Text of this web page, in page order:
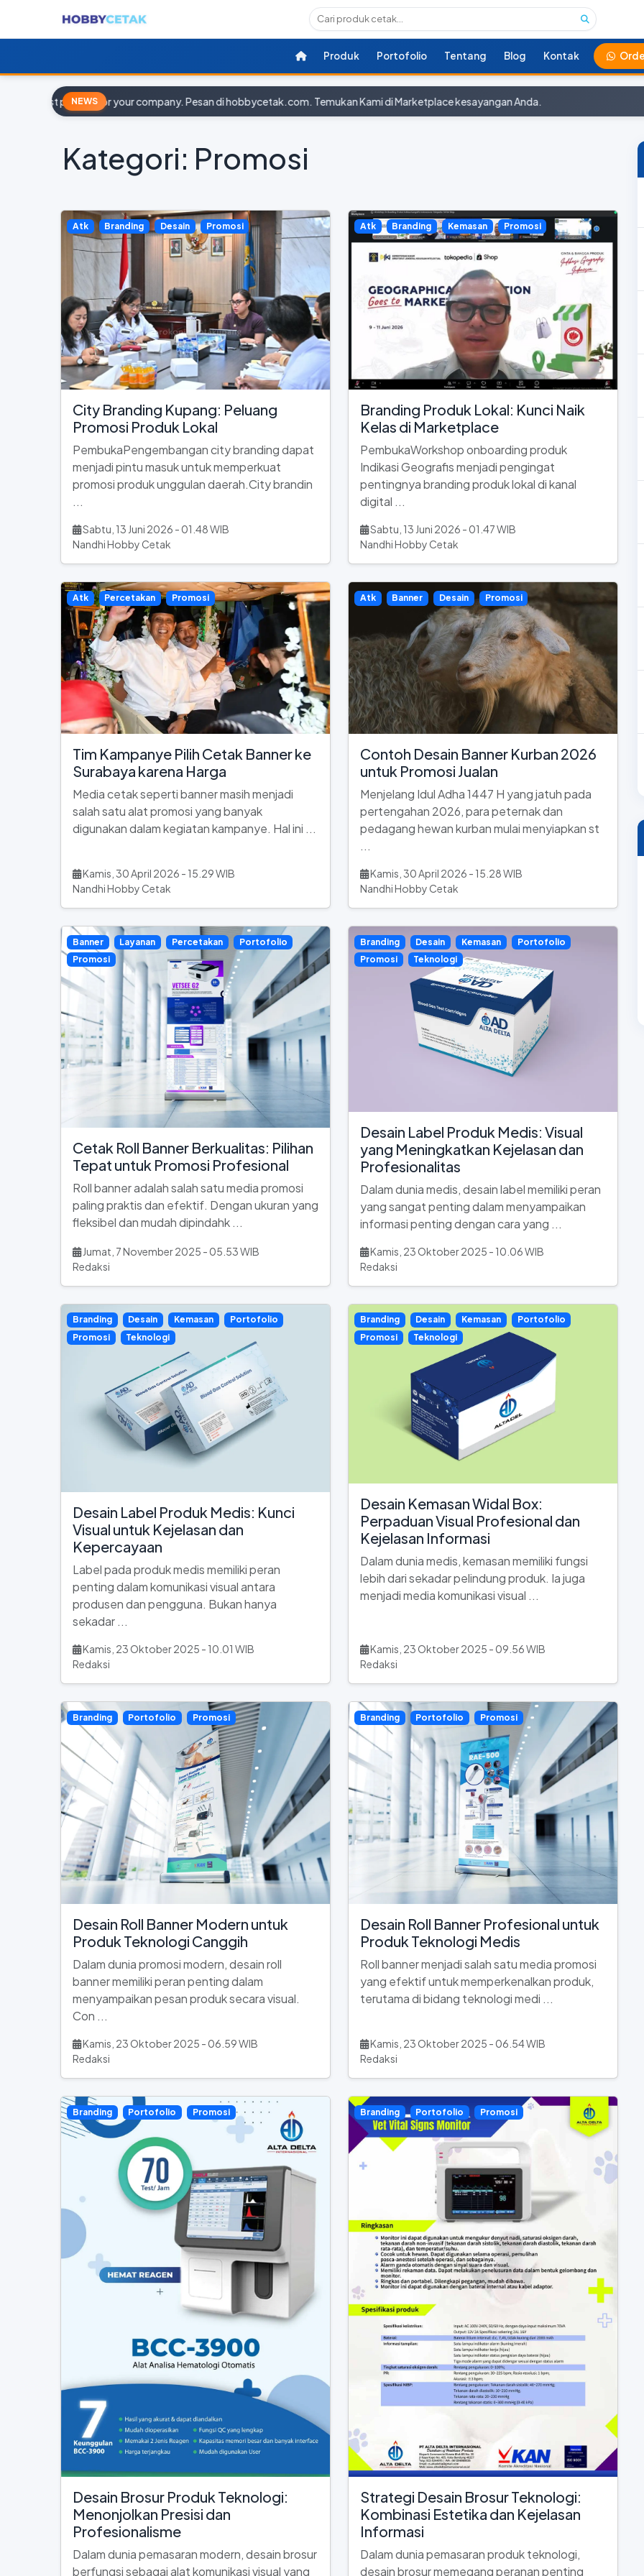
Produk Portofolio Tentang Blog Kontak
NEWS
partner for your company. Pesan di hobbycetak.com. Temukan Kami di Marketplace kesayangan Anda.
Kategori: Promosi
Atk Branding Desain Promosi
City Branding Kupang: Peluang
Promosi Produk Lokal
PembukaPengembangan city branding dapat
menjadi pintu masuk untuk memperkuat
promosi produk unggulan daerah.City brandin
...
Sabtu, 13 Juni 2026 - 01.48 WIB
Nandhi Hobby Cetak
Atk Branding Kemasan Promosi
Branding Produk Lokal: Kunci Naik
Kelas di Marketplace
PembukaWorkshop onboarding produk
Indikasi Geografis menjadi pengingat
pentingnya branding produk lokal di kanal
digital ...
Sabtu, 13 Juni 2026 - 01.47 WIB
Nandhi Hobby Cetak
Atk Percetakan Promosi
Tim Kampanye Pilih Cetak Banner ke
Surabaya karena Harga
Media cetak seperti banner masih menjadi
salah satu alat promosi yang banyak
digunakan dalam kegiatan kampanye. Hal ini ...
Kamis, 30 April 2026 - 15.29 WIB
Nandhi Hobby Cetak
Atk Banner Desain Promosi
Contoh Desain Banner Kurban 2026
untuk Promosi Jualan
Menjelang Idul Adha 1447 H yang jatuh pada
pertengahan 2026, para peternak dan
pedagang hewan kurban mulai menyiapkan st
...
Kamis, 30 April 2026 - 15.28 WIB
Nandhi Hobby Cetak
Banner Layanan Percetakan
Portofolio
Promosi
Cetak Roll Banner Berkualitas: Pilihan
Tepat untuk Promosi Profesional
Roll banner adalah salah satu media promosi
paling praktis dan efektif. Dengan ukuran yang
fleksibel dan mudah dipindahk ...
Jumat, 7 November 2025 - 05.53 WIB
Redaksi
Branding Desain Kemasan
Portofolio
Promosi
Teknologi
Desain Label Produk Medis: Visual
yang Meningkatkan Kejelasan dan
Profesionalitas
Dalam dunia medis, desain label memiliki peran
yang sangat penting dalam menyampaikan
informasi penting dengan cara yang ...
Kamis, 23 Oktober 2025 - 10.06 WIB
Redaksi
Branding Desain Kemasan
Portofolio
Promosi
Teknologi
Desain Label Produk Medis: Kunci
Visual untuk Kejelasan dan
Kepercayaan
Label pada produk medis memiliki peran
penting dalam komunikasi visual antara
produsen dan pengguna. Bukan hanya
sekadar ...
Kamis, 23 Oktober 2025 - 10.01 WIB
Redaksi
Branding Desain Kemasan
Portofolio
Promosi
Teknologi
Desain Kemasan Widal Box:
Perpaduan Visual Profesional dan
Kejelasan Informasi
Dalam dunia medis, kemasan memiliki fungsi
lebih dari sekadar pelindung produk. Ia juga
menjadi media komunikasi visual ...
Kamis, 23 Oktober 2025 - 09.56 WIB
Redaksi
Branding Portofolio Promosi
Desain Roll Banner Modern untuk
Produk Teknologi Canggih
Dalam dunia promosi modern, desain roll
banner memiliki peran penting dalam
menyampaikan pesan produk secara visual.
Con ...
Kamis, 23 Oktober 2025 - 06.59 WIB
Redaksi
Branding Portofolio Promosi
Desain Roll Banner Profesional untuk
Produk Teknologi Medis
Roll banner menjadi salah satu media promosi
yang efektif untuk memperkenalkan produk,
terutama di bidang teknologi medi ...
Kamis, 23 Oktober 2025 - 06.54 WIB
Redaksi
Branding Portofolio Promosi
Desain Brosur Produk Teknologi:
Menonjolkan Presisi dan
Profesionalisme
Dalam dunia pemasaran modern, desain brosur
berfungsi sebagai alat komunikasi visual yang
Branding Portofolio Promosi
Strategi Desain Brosur Teknologi:
Kombinasi Estetika dan Kejelasan
Informasi
Dalam dunia pemasaran produk teknologi,
desain brosur memegang peranan penting